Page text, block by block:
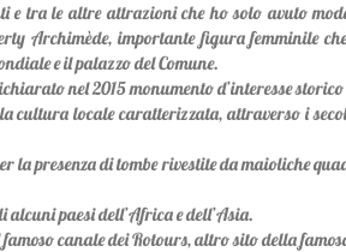
e tra le altre attrazioni che ho solo avuto
Archimède, importante figura femminile
e il palazzo del Comune.
nel 2015 monumento d’interesse
locale caratterizzata, attraverso i
presenza di tombe rivestite da maioliche
paesi dell’Africa e dell’Asia.
canale dei Rotours, altro sito della